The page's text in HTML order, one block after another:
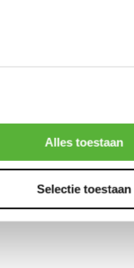
Alles toestaan
Selectie toestaan